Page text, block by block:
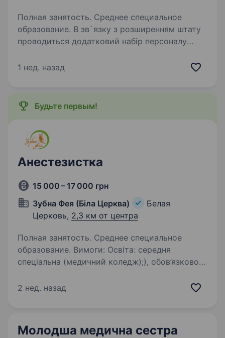
Полная занятость. Среднее специальное
образование. В зв`язку з розширенням штату
проводиться додатковий набір персоналу
комунікабельність, Умови праці: повна
1 нед. назад
Будьте первым!
Анестезистка
15 000 – 17 000 грн
Зубна Фея (Біла Церква)
Белая
Церковь, 2,3 км от центра
Полная занятость. Среднее специальное
образование. Вимоги: Освіта: середня
спеціальна (медичний коледж);), обов’язково
базові знання про анестезіологію
2 нед. назад
Молодша медична сестра